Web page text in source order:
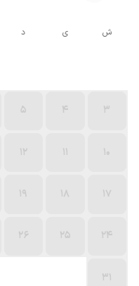
ش ی د
3
4
5
10
11
12
17
18
19
24
25
26
31